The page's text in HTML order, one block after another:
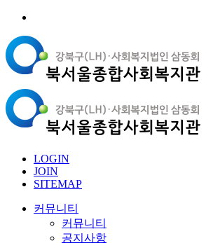
LOGIN
JOIN
SITEMAP
커뮤니티
커뮤니티
공지사항